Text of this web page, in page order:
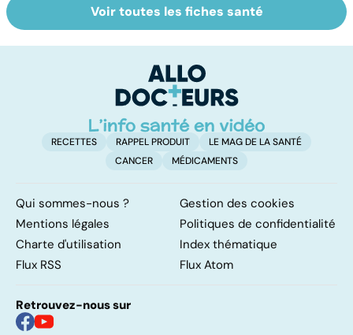
Le tramadol, un
médicament à
Le mystère de la
fibromyalgie
Voir toutes les fiches santé
RECETTES RAPPEL PRODUIT
LE MAG DE LA SANTÉ
CANCER
MÉDICAMENTS
Qui sommes-nous ?
Gestion des cookies
Mentions légales
Politiques de confidentialité
Charte d'utilisation
Index thématique
Flux RSS
Flux Atom
Retrouvez-nous sur